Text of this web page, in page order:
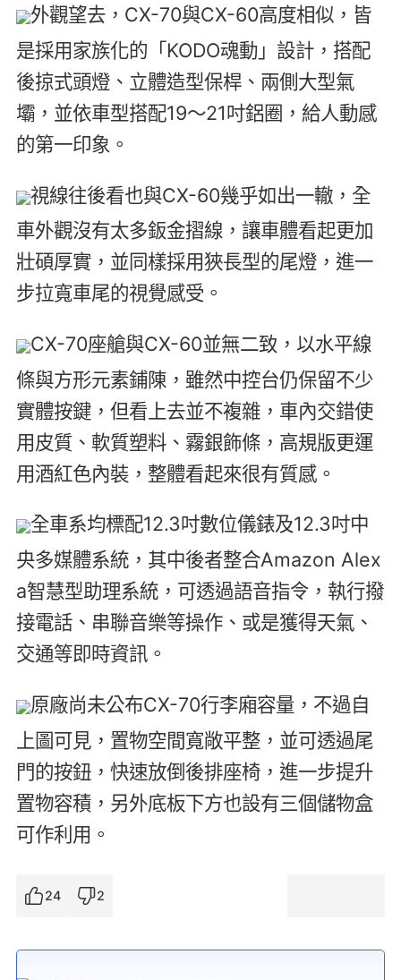
外觀望去，CX-70與CX-60高度相似，皆
是採用家族化的「KODO魂動」設計，搭配
後掠式頭燈、立體造型保桿、兩側大型氣
壩，並依車型搭配19～21吋鋁圈，給人動感
的第一印象。
視線往後看也與CX-60幾乎如出一轍，全
車外觀沒有太多鈑金摺線，讓車體看起更加
壯碩厚實，並同樣採用狹長型的尾燈，進一
步拉寬車尾的視覺感受。
CX-70座艙與CX-60並無二致，以水平線
條與方形元素鋪陳，雖然中控台仍保留不少
實體按鍵，但看上去並不複雜，車內交錯使
用皮質、軟質塑料、霧銀飾條，高規版更運
用酒紅色內裝，整體看起來很有質感。
全車系均標配12.3吋數位儀錶及12.3吋中
央多媒體系統，其中後者整合Amazon Alex
a智慧型助理系統，可透過語音指令，執行撥
接電話、串聯音樂等操作、或是獲得天氣、
交通等即時資訊。
原廠尚未公布CX-70行李廂容量，不過自
上圖可見，置物空間寬敞平整，並可透過尾
門的按鈕，快速放倒後排座椅，進一步提升
置物容積，另外底板下方也設有三個儲物盒
可作利用。
24 2